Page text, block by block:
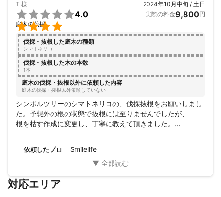
T 様


4.0
庭木の伐採
2024年10月中旬 / 土日
実際の料金9,800円
伐採・抜根した庭木の種類
シマトネリコ
伐採・抜根した木の本数
1本
庭木の伐採・抜根以外に依頼した内容
庭木の伐採・抜根以外依頼していない
シンボルツリーのシマトネリコの、伐採抜根をお願いしまし
た。予想外の根の状態で抜根には至りませんでしたが、
根を枯す作成に変更し、丁寧に教えて頂きました。
また、何かあれば相談させていただきたいです。
依頼したプロ Smilelife
対応エリア